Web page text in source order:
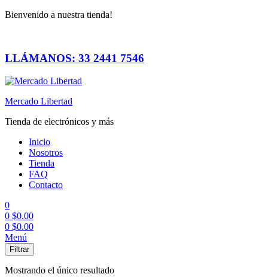
Bienvenido a nuestra tienda!
LLÁMANOS: 33 2441 7546
Mercado Libertad
Tienda de electrónicos y más
Inicio
Nosotros
Tienda
FAQ
Contacto
0
0 $0.00
0 $0.00
Menú
Filtrar
Mostrando el único resultado